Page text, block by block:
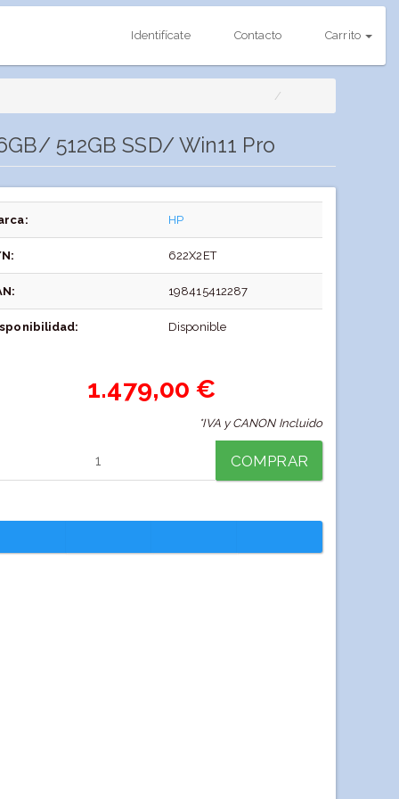
Identifícate Contacto Carrito
512GB SSD/ Win11 Pro
HP
622X2ET
198415412287
Disponible
1.479,00 €
*IVA y CANON Incluido
COMPRAR